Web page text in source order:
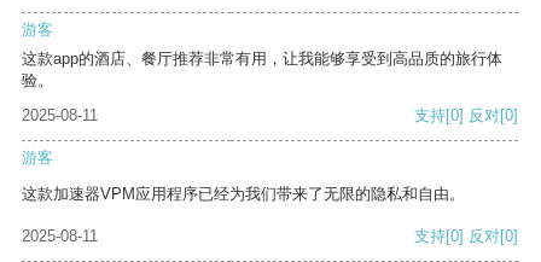
游客
这款app的酒店、餐厅推荐非常有用，让我能够享受到高品质的旅行体
验。
2025-08-11
支持[0] 反对[0]
游客
这款加速器VPM应用程序已经为我们带来了无限的隐私和自由。
2025-08-11 支持[0] 反对[0]